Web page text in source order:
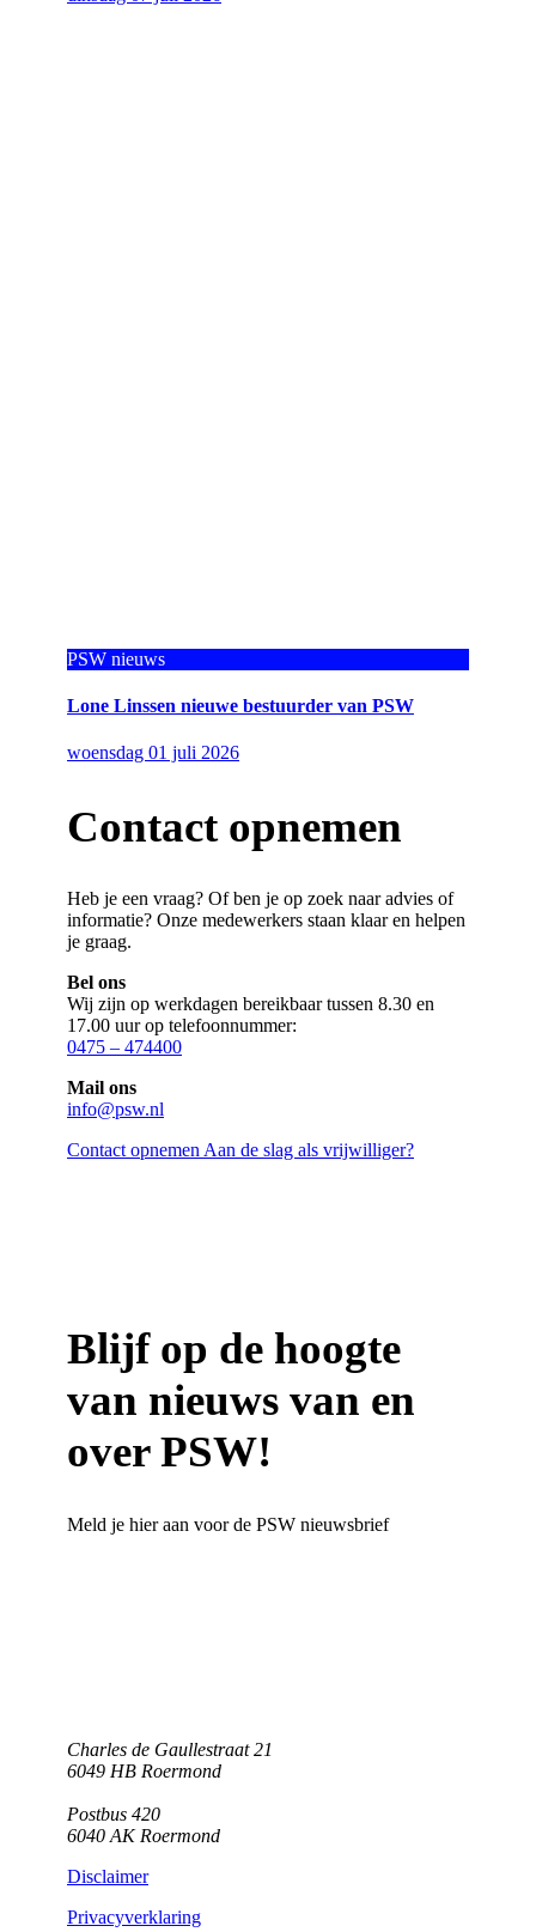
PSW nieuws
Lone Linssen nieuwe bestuurder van PSW
woensdag 01 juli 2026
Contact opnemen
Heb je een vraag? Of ben je op zoek naar advies of
informatie? Onze medewerkers staan klaar en helpen
je graag.
Bel ons
Wij zijn op werkdagen bereikbaar tussen 8.30 en
17.00 uur op telefoonnummer:
0475 – 474400
Mail ons
info@psw.nl
Contact opnemenAan de slag als vrijwilliger?
Blijf op de hoogte
van nieuws van en
over PSW!
Meld je hier aan voor de PSW nieuwsbrief
Charles de Gaullestraat 21
6049 HB Roermond
Postbus 420
6040 AK Roermond
Disclaimer
Privacyverklaring